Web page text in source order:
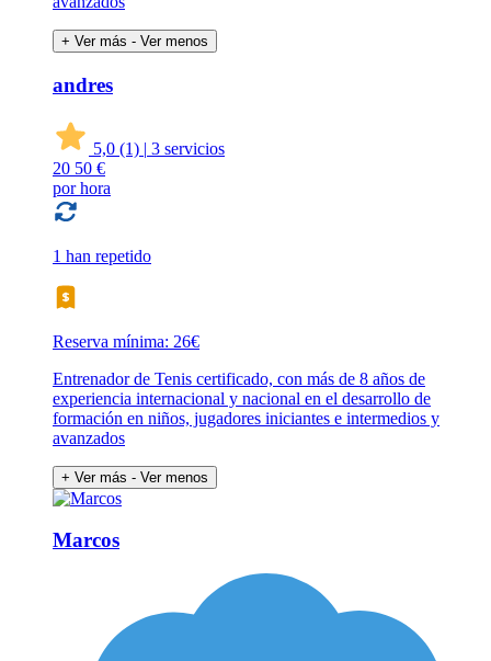
+ Ver más - Ver menos
andres
5,0 (1) | 3 servicios
20 50 €
por hora
1 han repetido
Reserva mínima: 26€
Entrenador de Tenis certificado, con más de 8 años de
experiencia internacional y nacional en el desarrollo de
formación en niños, jugadores iniciantes e intermedios y
avanzados
+ Ver más - Ver menos
Marcos